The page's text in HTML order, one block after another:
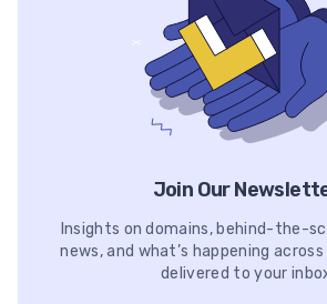
Join Our
Insights on domains, behind-the-
news, and what’s happening
delivered to your